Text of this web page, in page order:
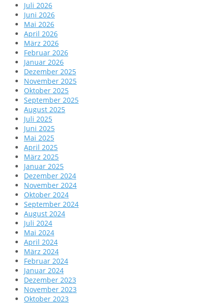
Juli 2026
Juni 2026
Mai 2026
April 2026
März 2026
Februar 2026
Januar 2026
Dezember 2025
November 2025
Oktober 2025
September 2025
August 2025
Juli 2025
Juni 2025
Mai 2025
April 2025
März 2025
Januar 2025
Dezember 2024
November 2024
Oktober 2024
September 2024
August 2024
Juli 2024
Mai 2024
April 2024
März 2024
Februar 2024
Januar 2024
Dezember 2023
November 2023
Oktober 2023